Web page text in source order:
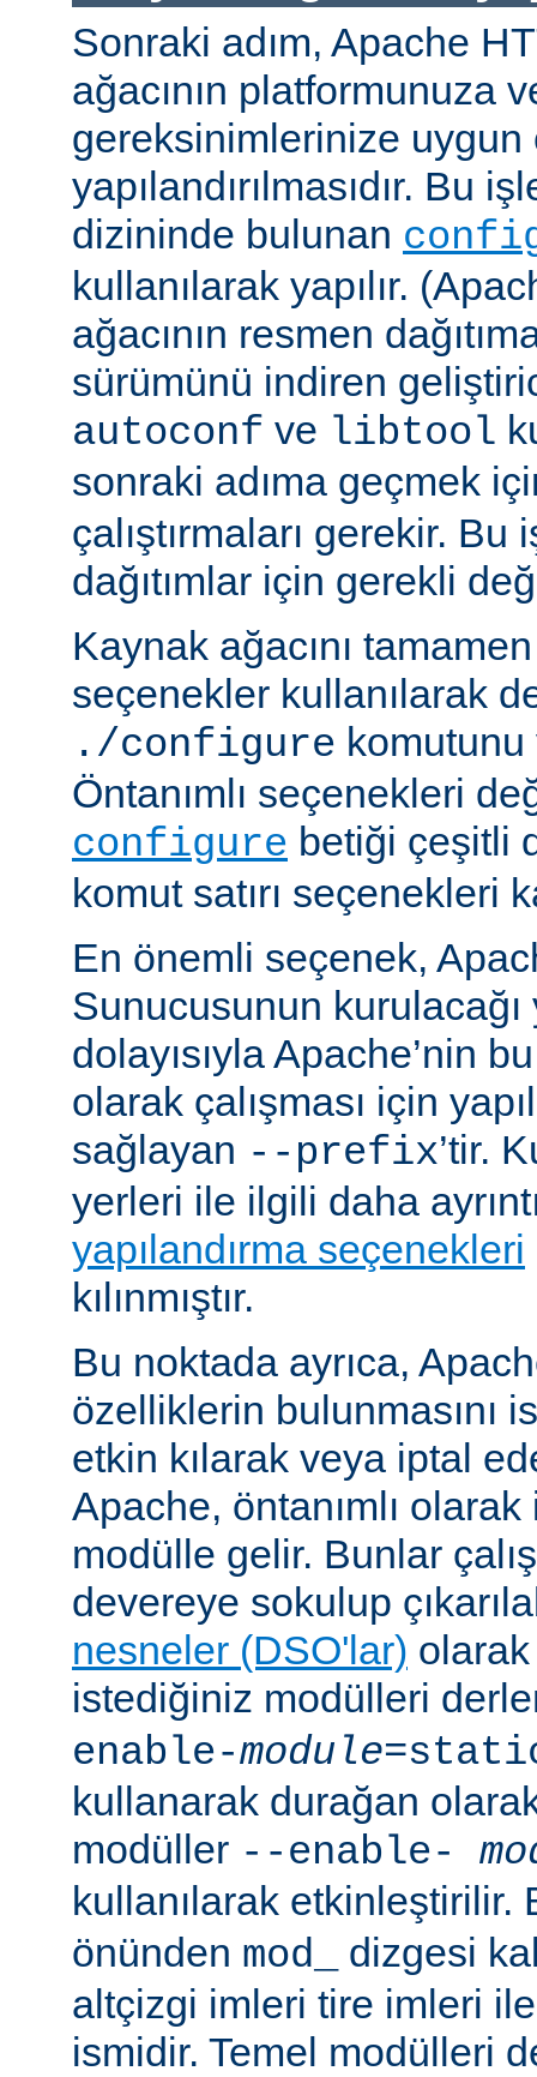
Sonraki adım, Apache
ağacının platformunuza
gereksinimlerinize uygun
yapılandırılmasıdır. Bu
dizininde bulunan
kullanılarak yapılır.
ağacının resmen
sürümünü indiren
autoconf ve libtool
sonraki adıma geçmek
çalıştırmaları gerekir. Bu
dağıtımlar için gerekli
Kaynak ağacını tamamen
seçenekler kullanılarak
./configure
Öntanımlı seçenekleri
configure betiği çeşitli
komut satırı seçenekleri
En önemli seçenek,
Sunucusunun
dolayısıyla Apache’nin
olarak çalışması için
sağlayan --prefix’tir.
yerleri ile ilgili daha
yapılandırma seçenekleri
kılınmıştır.
Bu noktada ayrıca,
özelliklerin bulunmasını
etkin kılarak veya iptal
Apache, öntanımlı
modülle gelir. Bunlar
devereye sokulup
nesneler (DSO'lar) olarak
istediğiniz modülleri
enable-module
kullanarak durağan
modüller --enable-
kullanılarak
önünden mod_
dizgesi
altçizgi imleri tire imleri
ismidir. Temel modülleri